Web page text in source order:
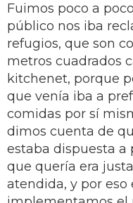
Fuimos poco a
público nos iba
refugios, que son
metros cuadrados
kitchenet, porque
que venía iba a
comidas por sí
dimos cuenta de
estaba dispuesta a
que quería era
atendida, y por eso